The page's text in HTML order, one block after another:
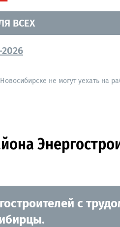
ВСЕХ
не могут уехать на
с